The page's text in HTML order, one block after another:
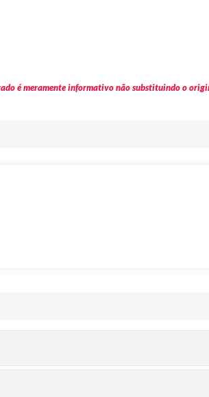
é meramente informativo não substituindo o